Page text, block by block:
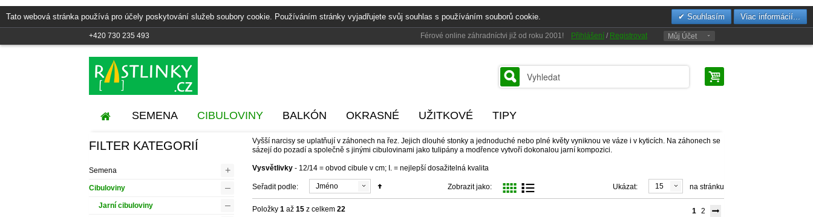
Tato webová stránka používá pro účely poskytování služeb soubory cookie. Používáním stránky vyjadřujete svůj souhlas s používáním souborů cookie. Souhlasím Viac informácií...
+420 730 235 493 Férové online záhradníctvi již od roku 2001! Přihlášení / Registrovat Můj Účet
SEMENA CIBULOVINY BALKÓN OKRASNÉ UŽITKOVÉ TIPY
Vyšší narcisy se uplatňují v záhonech na řez. Jejich dlouhé stonky a jednoduché nebo plné květy vyniknou ve váze i v kyticích. Na záhonech se
sázejí do pozadí a společně s jinými cibulovinami jako tulipány a modřence vytvoří dokonalou jarní kompozici.
Vysvětlivky - 12/14 = obvod cibule v cm; I. = nejlepší dosažitelná kvalita
Seřadit podle: Jméno Zobrazit jako: Ukázat: 15 na stránku
Položky 1 až 15 z celkem 22 1 2
FILTER KATEGORIÍ
Semena +
Cibuloviny –
Jarní cibuloviny –